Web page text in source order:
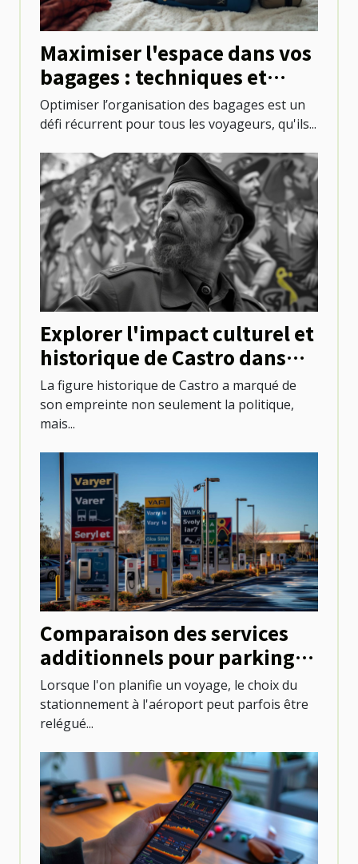
Maximiser l'espace dans vos
bagages : techniques et
astuces
Optimiser l’organisation des bagages est un
défi récurrent pour tous les voyageurs, qu'ils...
Explorer l'impact culturel et
historique de Castro dans
l'évolution urbaine
La figure historique de Castro a marqué de
son empreinte non seulement la politique,
mais...
Comparaison des services
additionnels pour parkings
aux aéroports
Lorsque l'on planifie un voyage, le choix du
stationnement à l'aéroport peut parfois être
relégué...